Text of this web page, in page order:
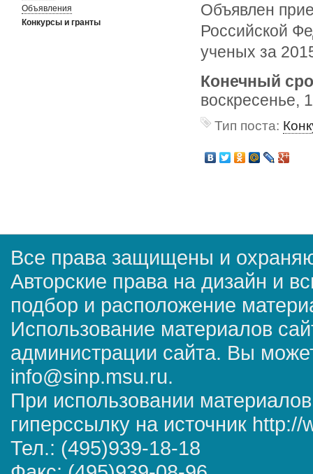
Объявления
Конкурсы и гранты
Объявлен
Российской
ученых за
Конечный
воскресенье,
Тип поста:
Все права защищены и
Авторские права на дизайн и
подбор и расположение
Использование материалов
администрации сайта. Вы
info@sinp.msu.ru.
При использовании
гиперссылку на источник
Тел.: (495)939-18-18